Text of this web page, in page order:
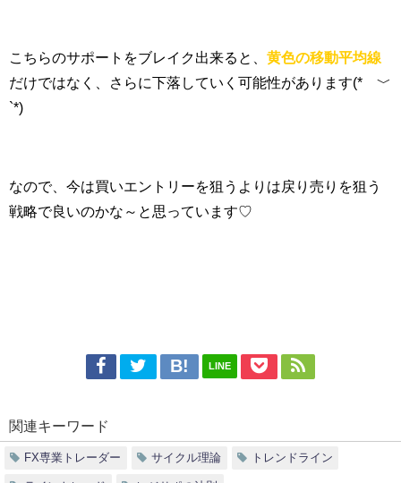
こちらのサポートをブレイク出来ると、 黄色の移動平均線
だけではなく、さらに下落していく可能性があります(*´﹀
`*)
なので、今は買いエントリーを狙うよりは戻り売りを狙う
戦略で良いのかな～と思っています♡
LINE
関連キーワード
FX専業トレーダー サイクル理論 トレンドライン